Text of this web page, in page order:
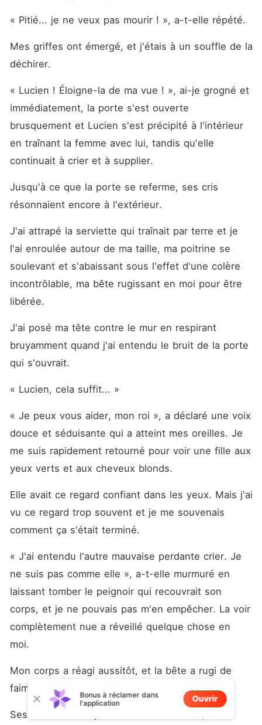
« Pitié... je ne veux pas mourir ! », a-t-elle répété.
Mes griffes ont émergé, et j'étais à un souffle de la
déchirer.
« Lucien ! Éloigne-la de ma vue ! », ai-je grogné et
immédiatement, la porte s'est ouverte
brusquement et Lucien s'est précipité à l'intérieur
en traînant la femme avec lui, tandis qu'elle
continuait à crier et à supplier.
Jusqu'à ce que la porte se referme, ses cris
résonnaient encore à l'extérieur.
J'ai attrapé la serviette qui traînait par terre et je
l'ai enroulée autour de ma taille, ma poitrine se
soulevant et s'abaissant sous l'effet d'une colère
incontrôlable, ma bête rugissant en moi pour être
libérée.
J'ai posé ma tête contre le mur en respirant
bruyamment quand j'ai entendu le bruit de la porte
qui s'ouvrait.
« Lucien, cela suffit... »
« Je peux vous aider, mon roi », a déclaré une voix
douce et séduisante qui a atteint mes oreilles. Je
me suis rapidement retourné pour voir une fille aux
yeux verts et aux cheveux blonds.
Elle avait ce regard confiant dans les yeux. Mais j'ai
vu ce regard trop souvent et je me souvenais
comment ça s'était terminé.
« J'ai entendu l'autre mauvaise perdante crier. Je
ne suis pas comme elle », a-t-elle murmuré en
laissant tomber le peignoir qui recouvrait son
corps, et je ne pouvais pas m'en empêcher. La voir
complètement nue a réveillé quelque chose en
moi.
Mon corps a réagi aussitôt, et la bête a rugi de
faim.
Ses seins étaient juste de la bonne taille, son
Bonus à réclamer dans
l'application
Ouvrir